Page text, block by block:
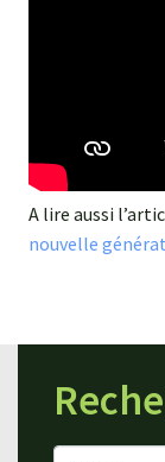
A lire aussi
nouvelle